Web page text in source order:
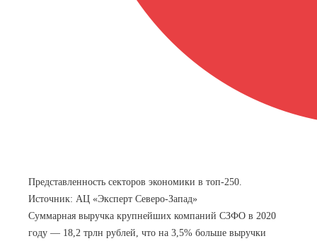
Представленность секторов экономики в топ-250.
Источник: АЦ «Эксперт Северо-Запад»
Суммарная выручка крупнейших компаний СЗФО в 2020
году — 18,2 трлн рублей, что на 3,5% больше выручки